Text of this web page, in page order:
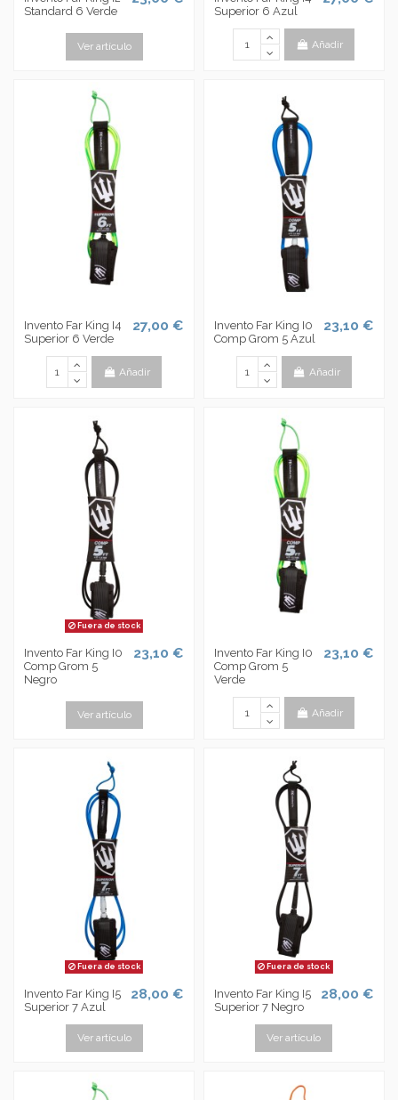
Standard 6 Verde
Ver artículo
Superior 6 Azul
Añadir
Invento Far King I4
Superior 6 Verde
27,00 €
Añadir
Invento Far King I0
Comp Grom 5 Azul
23,10 €
Añadir
Fuera de stock
Invento Far King I0
Comp Grom 5
Negro
23,10 €
Ver artículo
Invento Far King I0
Comp Grom 5
Verde
23,10 €
Añadir
Fuera de stock
Invento Far King I5
Superior 7 Azul
28,00 €
Ver artículo
Fuera de stock
Invento Far King I5
Superior 7 Negro
28,00 €
Ver artículo